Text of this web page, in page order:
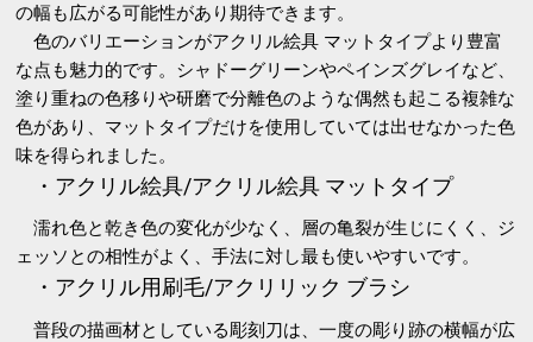
の幅も広がる可能性があり期待できます。
色のバリエーションがアクリル絵具 マットタイプより豊富
な点も魅力的です。シャドーグリーンやペインズグレイなど、
塗り重ねの色移りや研磨で分離色のような偶然も起こる複雑な
色があり、マットタイプだけを使用していては出せなかった色
味を得られました。
・アクリル絵具/アクリル絵具 マットタイプ
濡れ色と乾き色の変化が少なく、層の亀裂が生じにくく、ジ
ェッソとの相性がよく、手法に対し最も使いやすいです。
・アクリル用刷毛/アクリリック ブラシ
普段の描画材としている彫刻刀は、一度の彫り跡の横幅が広